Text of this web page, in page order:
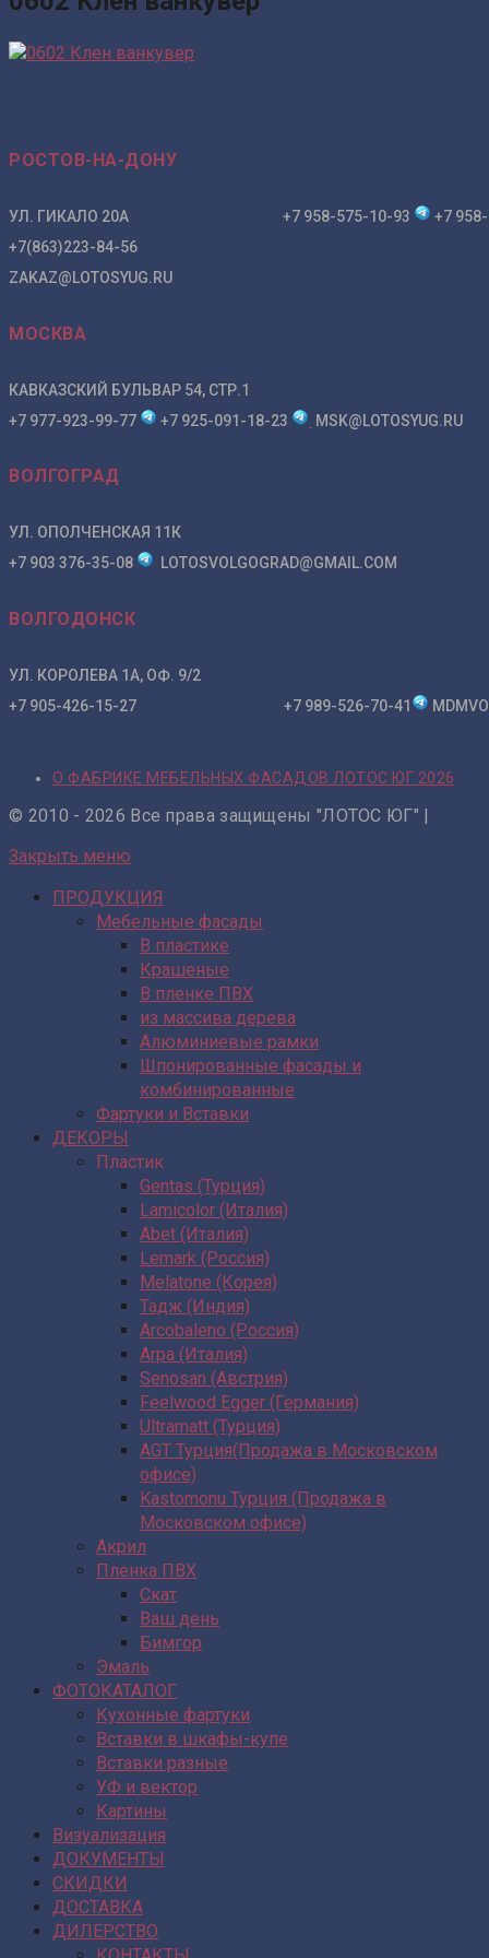
РОСТОВ-НА-ДОНУ
УЛ. ГИКАЛО 20А +7 958-575-10-93
+7
+7(863)223-84-56
ZAKAZ@LOTOSYUG.RU
МОСКВА
КАВКАЗСКИЙ БУЛЬВАР 54, СТР.1
+7 977-923-99-77
+7 925-091-18-23 MSK@LOTOSYUG.RU
ВОЛГОГРАД
УЛ. ОПОЛЧЕНСКАЯ 11К
+7 903 376-35-08
LOTOSVOLGOGRAD@GMAIL.COM
ВОЛГОДОНСК
УЛ. КОРОЛЕВА 1А, ОФ. 9/2
+7 905-426-15-27 +7 989-526-70-41
О ФАБРИКЕ МЕБЕЛЬНЫХ ФАСАДОВ ЛОТОС ЮГ 2026
© 2010 - 2026 Все права защищены "ЛОТОС ЮГ" |
Закрыть меню
ПРОДУКЦИЯ
Мебельные фасады
В пластике
Крашеные
В пленке ПВХ
из массива дерева
Алюминиевые рамки
Шпонированные фасады и
комбинированные
Фартуки и Вставки
ДЕКОРЫ
Пластик
Gentas (Турция)
Lamicolor (Италия)
Abet (Италия)
Lemark (Россия)
Melatone (Корея)
Тадж (Индия)
Arcobaleno (Россия)
Arpa (Италия)
Senosan (Австрия)
Feelwood Egger (Германия)
Ultramatt (Турция)
AGT Турция(Продажа в Московском
офисе)
Kastomonu Турция (Продажа в
Московском офисе)
Акрил
Пленка ПВХ
Скат
Ваш день
Бимгор
Эмаль
ФОТОКАТАЛОГ
Кухонные фартуки
Вставки в шкафы-купе
Вставки разные
УФ и вектор
Картины
Визуализация
ДОКУМЕНТЫ
СКИДКИ
ДОСТАВКА
ДИЛЕРСТВО